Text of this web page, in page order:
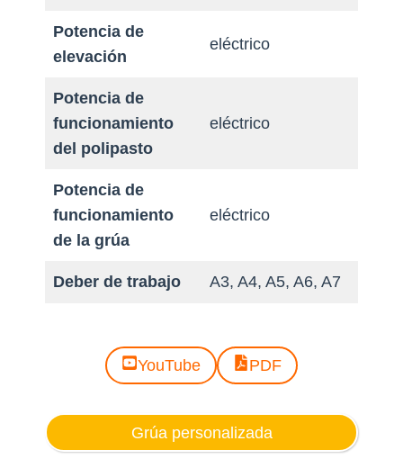
Potencia de
elevación
eléctrico
Potencia de
funcionamiento
del polipasto
eléctrico
Potencia de
funcionamiento
de la grúa
eléctrico
Deber de trabajo A3, A4, A5, A6, A7
YouTube PDF
Grúa personalizada